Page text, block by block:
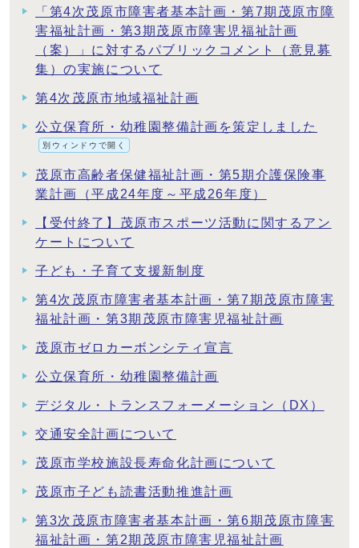
「第4次茂原市障害者基本計画・第7期茂原市障
害福祉計画・第3期茂原市障害児福祉計画
（案）」に対するパブリックコメント（意見募
集）の実施について
第4次茂原市地域福祉計画
公立保育所・幼稚園整備計画を策定しました
別ウィンドウで開く
茂原市高齢者保健福祉計画・第5期介護保険事
業計画（平成24年度～平成26年度）
【受付終了】茂原市スポーツ活動に関するアン
ケートについて
子ども・子育て支援新制度
第4次茂原市障害者基本計画・第7期茂原市障害
福祉計画・第3期茂原市障害児福祉計画
茂原市ゼロカーボンシティ宣言
公立保育所・幼稚園整備計画
デジタル・トランスフォーメーション（DX）
交通安全計画について
茂原市学校施設長寿命化計画について
茂原市子ども読書活動推進計画
第3次茂原市障害者基本計画・第6期茂原市障害
福祉計画・第2期茂原市障害児福祉計画